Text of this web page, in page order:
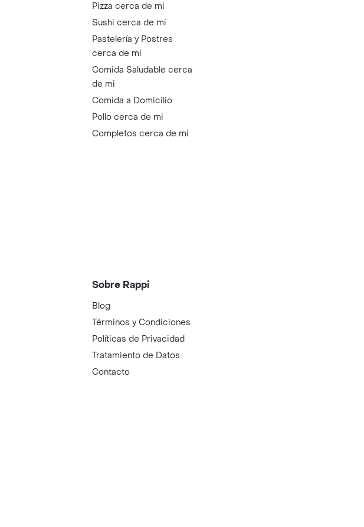
Pizza cerca de mi
Sushi cerca de mi
Pastelería y Postres
cerca de mi
Comida Saludable cerca
de mi
Comida a Domicilio
Pollo cerca de mi
Completos cerca de mi
Sobre Rappi
Blog
Términos y Condiciones
Políticas de Privacidad
Tratamiento de Datos
Contacto